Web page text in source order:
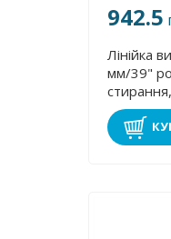
942.5
Лінійка
мм/39"